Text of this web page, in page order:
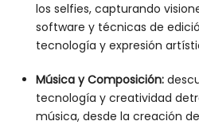
los selfies, capturando
software y técnicas de
tecnología y expresión
Música y Composición:
tecnología y creatividad
música, desde la creación